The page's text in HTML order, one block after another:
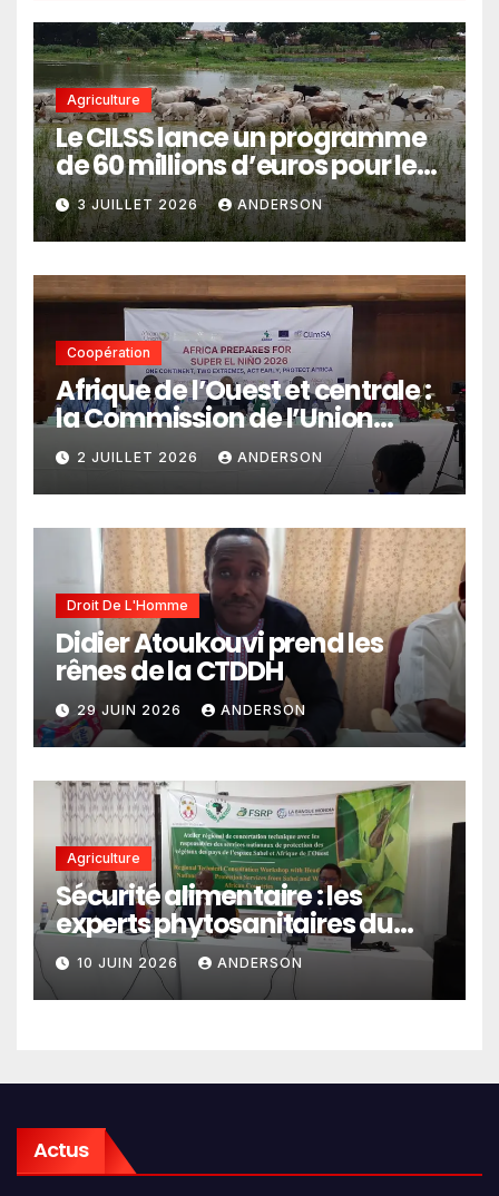
Agriculture
Le CILSS lance un programme
de 60 millions d’euros pour le
pastoralisme
3 JUILLET 2026 ANDERSON
Coopération
Afrique de l’Ouest et centrale :
la Commission de l’Union
africaine veut renforcer
l’intégration des services
climatiques dans les
politiques publiques
2 JUILLET 2026 ANDERSON
Droit De L'Homme
Didier Atoukouvi prend les
rênes de la CTDDH
29 JUIN 2026 ANDERSON
Agriculture
Sécurité alimentaire : les
experts phytosanitaires du
Sahel et d’Afrique de l’Ouest
en conclave à Lomé
10 JUIN 2026 ANDERSON
Actus